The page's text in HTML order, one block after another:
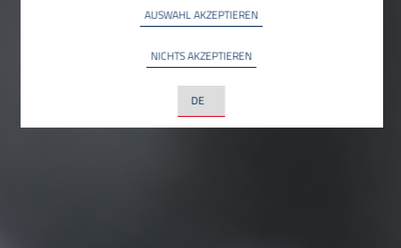
LinkedIn Ireland Unlimited Company, Irland
AUSWAHL AKZEPTIEREN
NICHTS AKZEPTIEREN